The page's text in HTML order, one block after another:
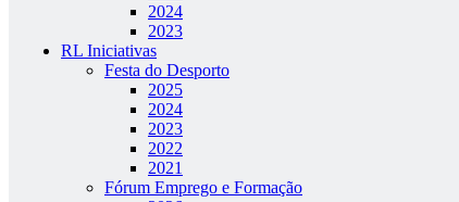
2024
2023
RL Iniciativas
Festa do Desporto
2025
2024
2023
2022
2021
Fórum Emprego e Formação